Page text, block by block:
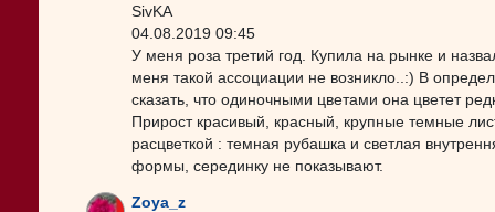
SivKA
04.08.2019 09:45
У меня роза третий год. Купила на рынке и
меня такой ассоциации не возникло..:) В
сказать, что одиночными цветами она цветет
Прирост красивый, красный, крупные темные
расцветкой : темная рубашка и светлая
формы, серединку не показывают.
Zoya_z